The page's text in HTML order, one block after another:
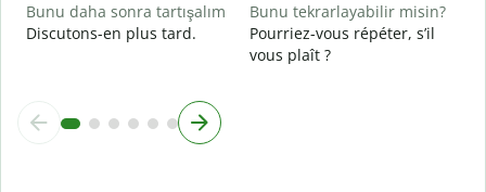
Bunu daha sonra tartışalım
Discutons-en plus tard.
Bunu tekrarlayabilir misin?
Pourriez-vous répéter, s’il
vous plaît ?